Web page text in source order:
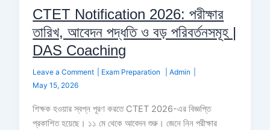
CTET Notification 2026: পরীক্ষার
তারিখ, আবেদন পদ্ধতি ও বড় পরিবর্তনসমূহ |
DAS Coaching
Leave a Comment Exam Preparation |Admin
May 15, 2026
শিক্ষক হওয়ার স্বপ্ন পূরণ করতে CTET 2026-এর বিজ্ঞপ্তি
প্রকাশিত হয়েছে। ১১ মে থেকে আবেদন শুরু। জেনে নিন পরীক্ষার